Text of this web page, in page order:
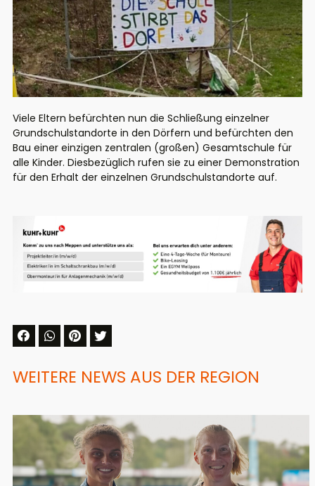
Viele Eltern befürchten nun die Schließung einzelner
Grundschulstandorte in den Dörfern und befürchten den
Bau einer einzigen zentralen (großen) Gesamtschule für
alle Kinder. Diesbezüglich rufen sie zu einer Demonstration
für den Erhalt der einzelnen Grundschulstandorte auf.
WEITERE NEWS AUS DER REGION